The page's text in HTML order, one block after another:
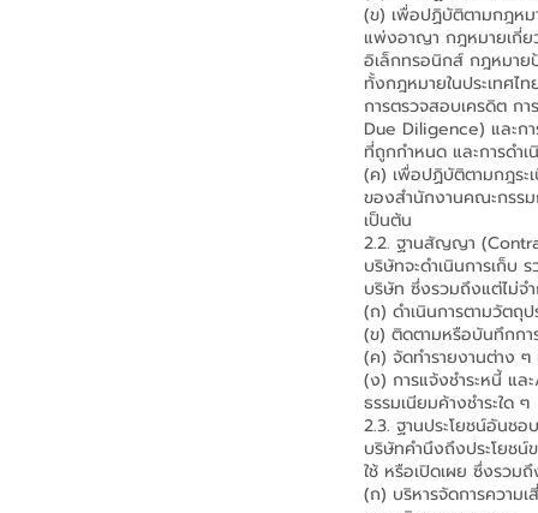
(ข) เพื่อปฏิบัติตามกฎห
แพ่งอาญา กฎหมายเกี่ย
อิเล็กทรอนิกส์ กฎหมาย
ทั้งกฎหมายในประเทศไ
การตรวจสอบเครดิต ก
Due Diligence) และก
ที่ถูกกำหนด และการดำ
(ค) เพื่อปฏิบัติตามกฎร
ของสำนักงานคณะกรร
เป็นต้น
2.2. ฐานสัญญา
บริษัทจะดำเนินการเก็บ
บริษัท ซึ่งรวมถึงแต่ไม่จ
(ก) ดำเนินการตามวัตถุ
(ข) ติดตามหรือบันทึก
(ค) จัดทำรายงานต่าง
(ง) การแจ้งชำระหนี้ แล
ธรรมเนียมค้างชำระใด ๆ
2.3. ฐานประโยชน์อันช
บริษัทคำนึงถึงประโยช
ใช้ หรือเปิดเผย ซึ่งรวม
(ก) บริหารจัดการความ